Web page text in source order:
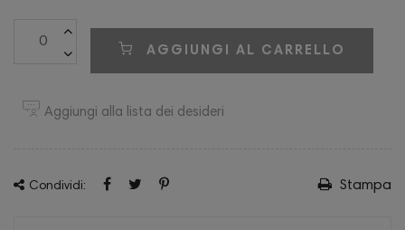
AGGIUNGI AL CARRELLO
Aggiungi alla lista dei desideri
Condividi: Stampa